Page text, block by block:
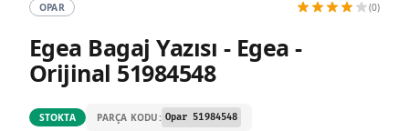
OPAR (0)
Egea Bagaj Yazısı - Egea -
Orijinal 51984548
STOKTA PARÇA KODU: Opar 51984548